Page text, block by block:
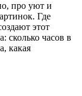
про уют и
Где
этот
сколько часов в
какая